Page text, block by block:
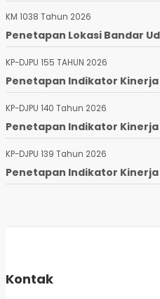
KM 1038 Tahun 2026
Penetapan Lokasi Bandar
KP-DJPU 155 TAHUN 2026
Penetapan Indikator
KP-DJPU 140 Tahun 2026
Penetapan Indikator
KP-DJPU 139 Tahun 2026
Penetapan Indikator
Kontak